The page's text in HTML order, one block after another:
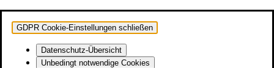
GDPR Cookie-Einstellungen schließen
Datenschutz-Übersicht
Unbedingt notwendige Cookies